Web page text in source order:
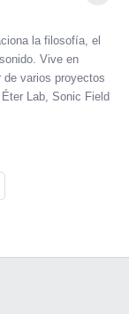
la filosofía, el
Vive en
de varios proyectos
Lab, Sonic Field